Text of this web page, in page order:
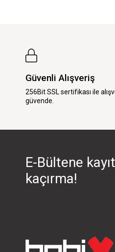
Güvenli Alışveriş
256Bit SSL sertifikası ile
güvende.
E-Bültene
kaçırma!